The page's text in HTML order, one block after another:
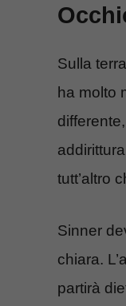
Sulla
ha molto
tutt’altro
Sinner
chiara.
partirà